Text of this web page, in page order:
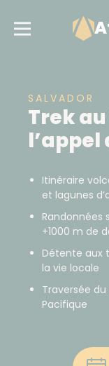
SALVADOR
Trek
l’appel
Itinéraire
et lagunes
Randonnées
+1000 m de
Détente aux
la vie locale
Traversée
Pacifique